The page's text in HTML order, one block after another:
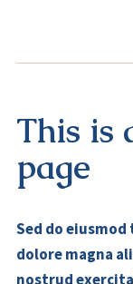
This is
page
Sed do
dolore magna
nostrud